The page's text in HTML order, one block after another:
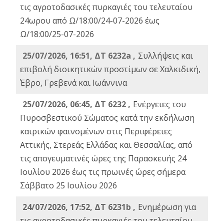
τις αγροτοδασικές πυρκαγιές του τελευταίου
24ωρου από Ω/18:00/24-07-2026 έως
Ω/18:00/25-07-2026
25/07/2026, 16:51, ΔΤ 6232a , Συλλήψεις και
επιβολή διοικητικών προστίμων σε Χαλκιδική,
Έβρο, Γρεβενά και Ιωάννινα
25/07/2026, 06:45, ΔΤ 6232 , Ενέργειες του
Πυροσβεστικού Σώματος κατά την εκδήλωση
καιρικών φαινομένων στις Περιφέρειες
Αττικής, Στερεάς Ελλάδας και Θεσσαλίας, από
τις απογευματινές ώρες της Παρασκευής 24
Ιουλίου 2026 έως τις πρωινές ώρες σήμερα
Σάββατο 25 Ιουλίου 2026
24/07/2026, 17:52, ΔΤ 6231b , Ενημέρωση για